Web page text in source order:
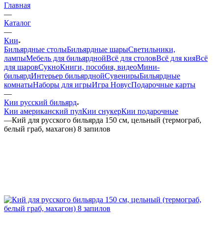
Главная
—
Каталог
—
Кии
Бильярдные столыБильярдные шарыСветильники,
лампыМебель для бильярднойВсё для столовВсё для кияВсё
для шаровСукноКниги, пособия, видеоМини-
бильярдИнтерьер бильярднойСувенирыБильярдные
комнатыНаборы для игрыИгра НовусПодарочные карты
—
Кии русский бильярд
Кии американский пулКии снукерКии подарочные
—Кий для русского бильярда 150 см, цельный (термограб,
белый граб, махагон) 8 запилов